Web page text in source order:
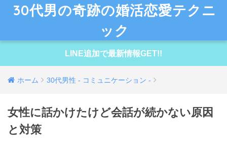
30代男の奇跡の婚活恋愛テクニ
ック
LINE追加で最新情報GET!!
ホーム 30代男性 - コミュニケーション -
女性に話かけたけど会話が続かない原因
と対策